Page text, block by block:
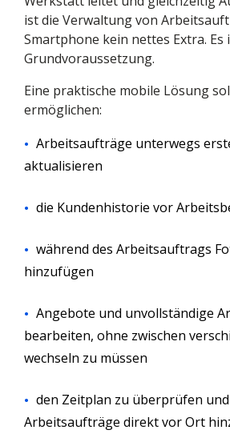
ist die Verwaltung von
Smartphone kein nettes Extra. Es
Grundvoraussetzung.
Eine praktische mobile Lösung
ermöglichen:
Arbeitsaufträge unterwegs
aktualisieren
die Kundenhistorie vor
während des Arbeitsauftrags
hinzufügen
Angebote und unvollständige
bearbeiten, ohne zwischen
wechseln zu müssen
den Zeitplan zu überprüfen
Arbeitsaufträge direkt vor Ort